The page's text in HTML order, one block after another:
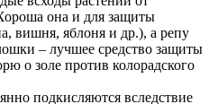
она и для защиты
вишня, яблоня и др.), а репу
– лучшее средство защиты
о золе против колорадского
подкисляются вследствие